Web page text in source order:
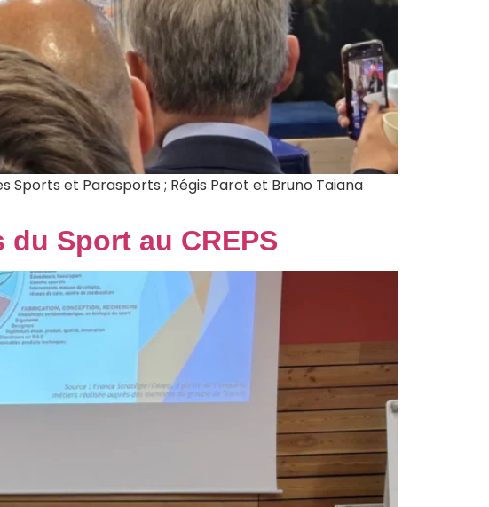
Sports et Parasports ; Régis Parot et Bruno Taiana
Sport au CREPS